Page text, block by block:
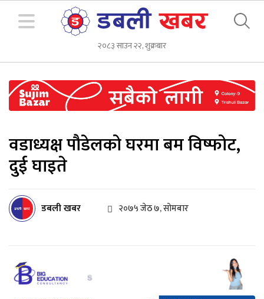
२०८३ साउन २२, शुक्रबार
वडाध्यक्ष पौडेलको घरमा बम विष्फोट,
दुई घाइते
डबली खबर २०७५ जेठ ७, सोमबार